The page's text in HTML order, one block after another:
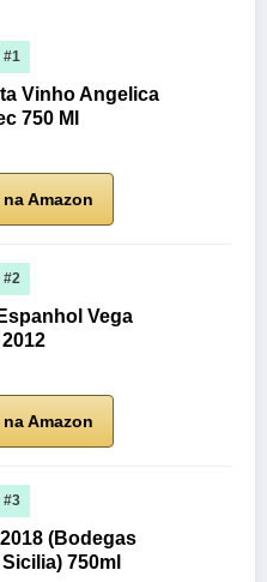
#1
Vinho Angelica
750 Ml
Amazon
#2
Vega
Amazon
#3
(Bodegas
750ml